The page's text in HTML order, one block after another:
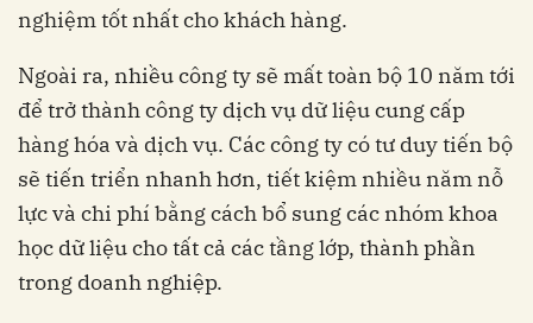
nghiệm tốt nhất cho khách hàng.
Ngoài ra, nhiều công ty sẽ mất toàn bộ 10 năm tới
để trở thành công ty dịch vụ dữ liệu cung cấp
hàng hóa và dịch vụ. Các công ty có tư duy tiến bộ
sẽ tiến triển nhanh hơn, tiết kiệm nhiều năm nỗ
lực và chi phí bằng cách bổ sung các nhóm khoa
học dữ liệu cho tất cả các tầng lớp, thành phần
trong doanh nghiệp.